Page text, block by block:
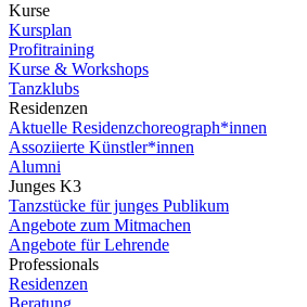
Kurse
Kursplan
Profitraining
Kurse & Workshops
Tanzklubs
Residenzen
Aktuelle Residenzchoreograph*innen
Assoziierte Künstler*innen
Alumni
Junges K3
Tanzstücke für junges Publikum
Angebote zum Mitmachen
Angebote für Lehrende
Professionals
Residenzen
Beratung